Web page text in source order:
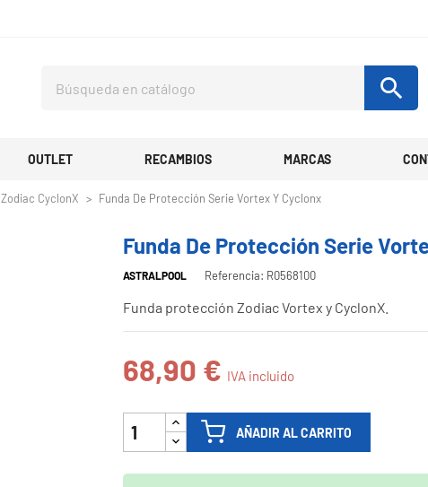

OUTLET RECAMBIOS MARCAS
Zodiac CyclonX Funda De Protección Serie Vortex Y Cyclonx
Funda De Protección Serie
ASTRALPOOL Referencia: R0568100
Funda protección Zodiac Vortex y CyclonX.
68,90 € IVA incluido
AÑADIR AL CARRITO